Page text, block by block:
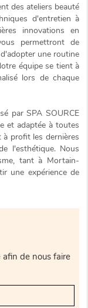
des ateliers beauté
d'entretien à
innovations en
permettront de
une routine
équipe se tient à
lors de chaque
par SPA SOURCE
et adaptée à toutes
profit les dernières
l'esthétique. Nous
tant à Mortain-
une expérience de
afin de nous faire